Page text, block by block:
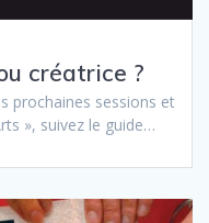
créatrice ?
prochaines sessions et
», suivez le guide…